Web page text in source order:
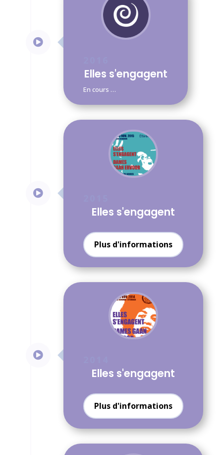

Elles s'engagent
En cours …

Elles s'engagent
Plus d'informations

Elles s'engagent
Plus d'informations